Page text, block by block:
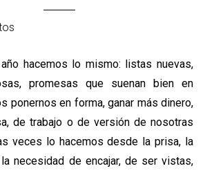
hacemos lo mismo: listas nuevas,
promesas que suenan bien en
ponernos en forma, ganar más dinero,
de trabajo o de versión de nosotras
veces lo hacemos desde la prisa, la
necesidad de encajar, de ser vistas,